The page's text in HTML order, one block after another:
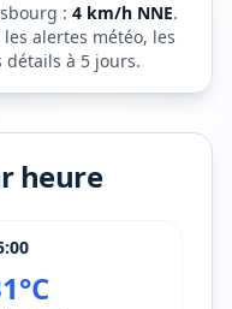
: 4 km/h NNE.
alertes météo, les
à 5 jours.
heure